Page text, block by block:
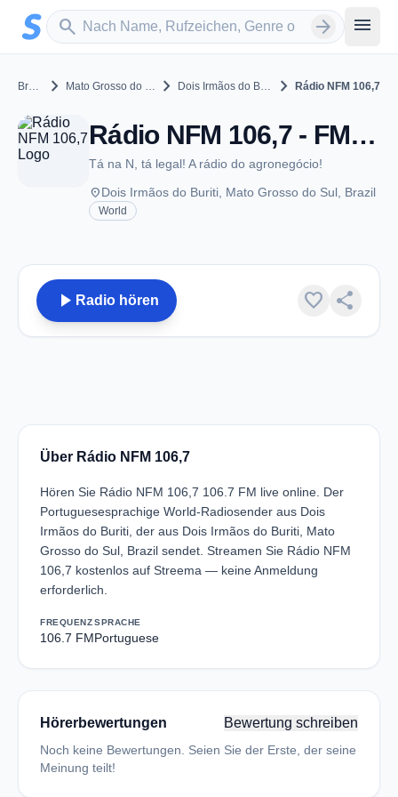
Zum Hauptinhalt springen
search
Sender suchen arrow_forward menu
Brazil chevron_right Mato Grosso do Sul chevron_right Dois Irmãos do Buriti chevron_right Rádio NFM 106,7
Rádio NFM 106,7 - FM 106.7 - Dois Irmãos do Buriti
Tá na N, tá legal! A rádio do agronegócio!
placeDois Irmãos do Buriti, Mato Grosso do Sul, Brazil
World
play_arrow Radio hören favorite share
Über Rádio NFM 106,7
Hören Sie Rádio NFM 106,7 106.7 FM live online. Der
Portuguesesprachige World-Radiosender aus Dois
Irmãos do Buriti, der aus Dois Irmãos do Buriti, Mato
Grosso do Sul, Brazil sendet. Streamen Sie Rádio NFM
106,7 kostenlos auf Streema — keine Anmeldung
erforderlich.
FREQUENZ
106.7 FM
SPRACHE
Portuguese
Hörerbewertungen Bewertung schreiben
Noch keine Bewertungen. Seien Sie der Erste, der seine
Meinung teilt!